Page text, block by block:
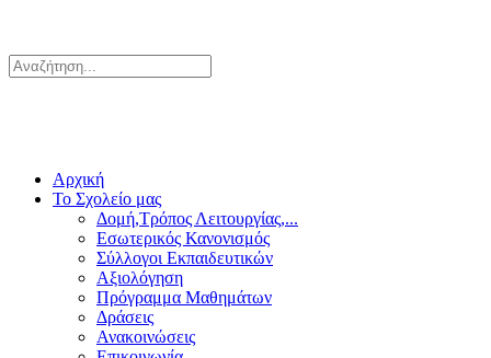
Αρχική
Το Σχολείο μας
Δομή,Τρόπος Λειτουργίας,...
Εσωτερικός Κανονισμός
Σύλλογοι Εκπαιδευτικών
Αξιολόγηση
Πρόγραμμα Μαθημάτων
Δράσεις
Ανακοινώσεις